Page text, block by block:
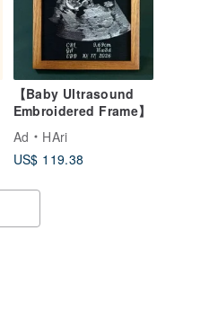
【Baby Ultrasound
Embroidered Frame】
Ad
HAri
US$ 119.38